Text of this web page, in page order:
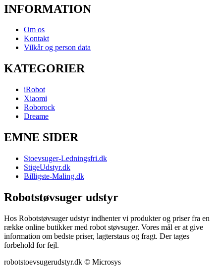
INFORMATION
Om os
Kontakt
Vilkår og person data
KATEGORIER
iRobot
Xiaomi
Roborock
Dreame
EMNE SIDER
Stoevsuger-Ledningsfri.dk
StigeUdstyr.dk
Billigste-Maling.dk
Robotstøvsuger udstyr
Hos Robotstøvsuger udstyr indhenter vi produkter og priser fra en
række online butikker med robot støvsuger. Vores mål er at give
information om bedste priser, lagterstaus og fragt. Der tages
forbehold for fejl.
robotstoevsugerudstyr.dk © Microsys